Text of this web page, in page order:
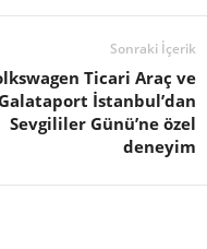
Sonraki İçerik
Ticari Araç ve
İstanbul’dan
Sevgililer Günü’ne özel
deneyim